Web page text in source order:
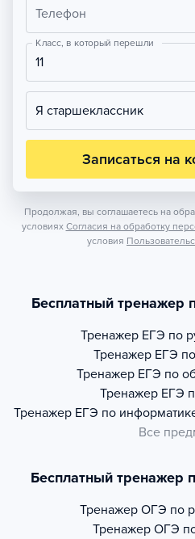
Телефон
Класс, в который перешли
11
Я старшеклассник
Записаться на
Продолжая, вы соглашаетесь на
условиях Согласия на обработку
условия
Бесплатный тренажер
Тренажер ЕГЭ по
Тренажер ЕГЭ
Тренажер ЕГЭ по
Тренажер ЕГЭ
Тренажер ЕГЭ по
Все
Бесплатный тренажер
Тренажер ОГЭ по
Тренажер ОГЭ